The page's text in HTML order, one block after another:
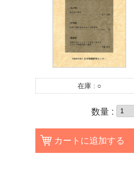
在庫 : ○
数量 :
カートに追加する